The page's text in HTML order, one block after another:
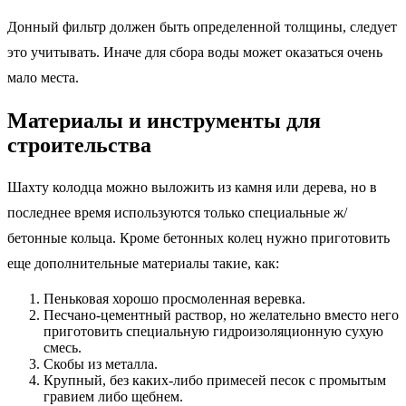
Донный фильтр должен быть определенной толщины, следует
это учитывать. Иначе для сбора воды может оказаться очень
мало места.
Материалы и инструменты для
строительства
Шахту колодца можно выложить из камня или дерева, но в
последнее время используются только специальные ж/
бетонные кольца. Кроме бетонных колец нужно приготовить
еще дополнительные материалы такие, как:
Пеньковая хорошо просмоленная веревка.
Песчано-цементный раствор, но желательно вместо него
приготовить специальную гидроизоляционную сухую
смесь.
Скобы из металла.
Крупный, без каких-либо примесей песок с промытым
гравием либо щебнем.